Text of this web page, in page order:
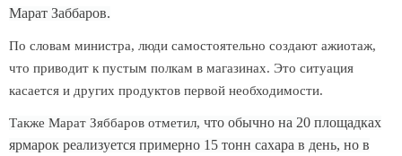
Марат Заббаров.
По словам министра, люди самостоятельно создают ажиотаж,
что приводит к пустым полкам в магазинах. Это ситуация
касается и других продуктов первой необходимости.
Также Марат Зяббаров отметил, что обычно на 20 площадках
ярмарок реализуется примерно 15 тонн сахара в день, но в